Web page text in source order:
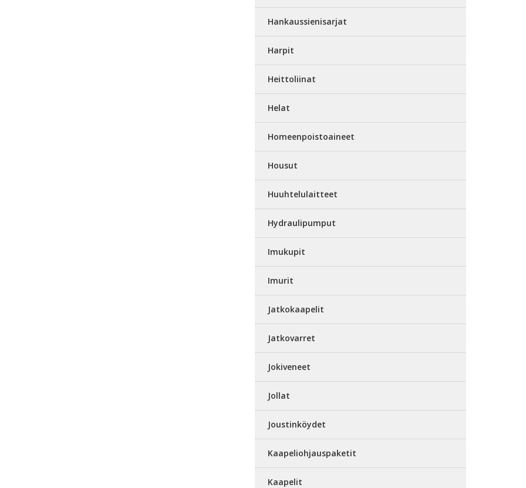
Hankaussienisarjat
Harpit
Heittoliinat
Helat
Homeenpoistoaineet
Housut
Huuhtelulaitteet
Hydraulipumput
Imukupit
Imurit
Jatkokaapelit
Jatkovarret
Jokiveneet
Jollat
Joustinköydet
Kaapeliohjauspaketit
Kaapelit